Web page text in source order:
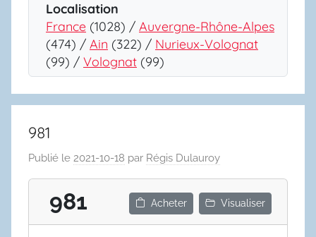
Localisation
France (1028) / Auvergne-Rhône-Alpes
(474) / Ain (322) / Nurieux-Volognat
(99) / Volognat (99)
981
Publié le 2021-10-18 par Régis Dulauroy
981 Acheter Visualiser